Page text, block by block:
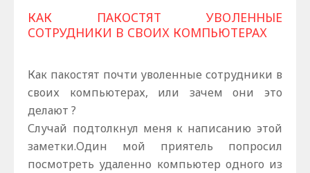
КАК ПАКОСТЯТ УВОЛЕННЫЕ
СОТРУДНИКИ В СВОИХ КОМПЬЮТЕРАХ
Как пакостят почти уволенные сотрудники в
своих компьютерах, или зачем они это
делают ?
Случай подтолкнул меня к написанию этой
заметки.Один мой приятель попросил
посмотреть удаленно компьютер одного из